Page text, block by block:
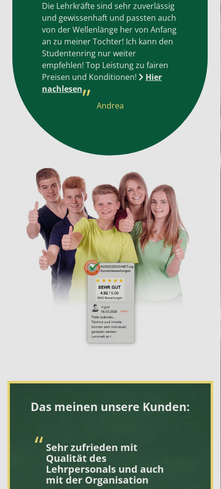
Die Lehrkräfte sind sehr zuverlässig
und gewissenhaft und passten auch
von der Wellenlänge her von Anfang
an zu meiner Tochter! Ich kann den
Studentenring nur weiter
empfehlen! Top Leistung zu fairen
Preisen und Konditionen!
Hier
nachlesen
Andrea
Das meinen unsere Kunden:
Sehr zufrieden mit
Qualität des
Lehrpersonals und auch
mit der Organisation